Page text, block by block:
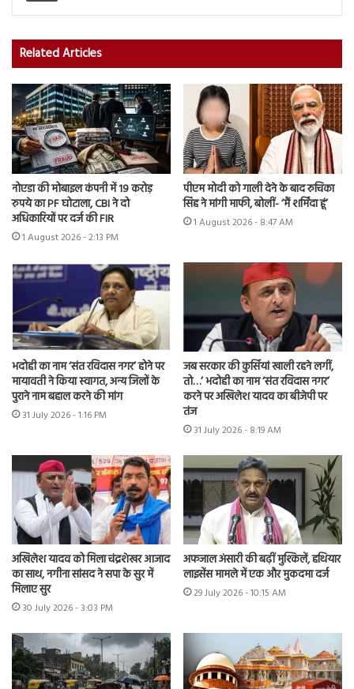
Related Articles
नोएडा की मोबाइल कंपनी में 19 करोड़
रुपये का PF घोटाला, CBI ने दो
अधिकारियों पर दर्ज की FIR
1 August 2026 - 2:13 PM
पीएम मोदी को गाली देने के बाद रुचिका
सिंह ने मांगी माफी, बोलीं- ‘मैं शर्मिंदा हूं’
1 August 2026 - 8:47 AM
भदोही का नाम ‘संत रविदास नगर’ होने पर
मायावती ने किया स्वागत, अन्य जिलों के
पुराने नाम बहाल करने की मांग
31 July 2026 - 1:16 PM
जब सरकार की कुर्सियां खाली रहने लगीं,
तो…’ भदोही का नाम ‘संत रविदास नगर’
करने पर अखिलेश यादव का बीजेपी पर
तंज
31 July 2026 - 8:19 AM
अखिलेश यादव को मिला चंद्रशेखर आजाद
का साथ, नगीना सांसद ने सपा के सुर में
मिलाए सुर
30 July 2026 - 3:03 PM
अफजाल अंसारी की बढ़ीं मुश्किलें, हथियार
लाइसेंस मामले में एक और मुकदमा दर्ज
29 July 2026 - 10:15 AM